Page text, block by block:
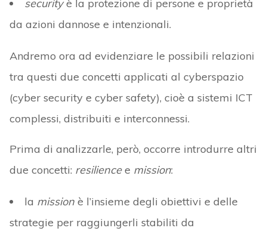
securityè la protezione di persone e proprietà
da azioni dannose e intenzionali.
Andremo ora ad evidenziare le possibili relazioni
tra questi due concetti applicati al cyberspazio
(cyber security e cyber safety), cioè a sistemi ICT
complessi, distribuiti e interconnessi.
Prima di analizzarle, però, occorre introdurre altri
due concetti: resiliencee mission:
la missionè l’insieme degli obiettivi e delle
strategie per raggiungerli stabiliti da